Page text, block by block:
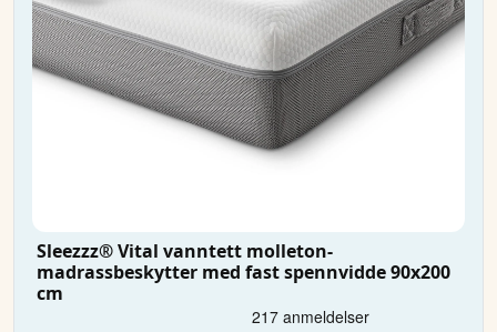
Sleezzz® Vital vanntett molleton-
madrassbeskytter med fast spennvidde 90x200
cm